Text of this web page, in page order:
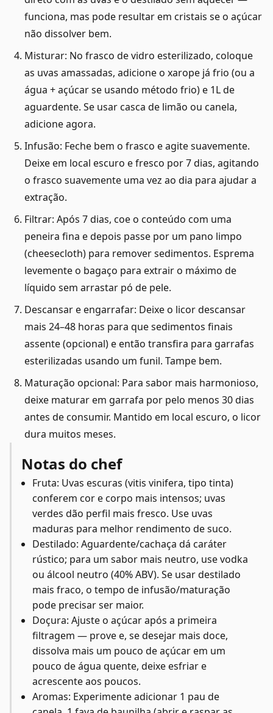
funciona, mas pode resultar em cristais se o açúcar
não dissolver bem.
Misturar: No frasco de vidro esterilizado, coloque
as uvas amassadas, adicione o xarope já frio (ou a
água + açúcar se usando método frio) e 1L de
aguardente. Se usar casca de limão ou canela,
adicione agora.
Infusão: Feche bem o frasco e agite suavemente.
Deixe em local escuro e fresco por 7 dias, agitando
o frasco suavemente uma vez ao dia para ajudar a
extração.
Filtrar: Após 7 dias, coe o conteúdo com uma
peneira fina e depois passe por um pano limpo
(cheesecloth) para remover sedimentos. Esprema
levemente o bagaço para extrair o máximo de
líquido sem arrastar pó de pele.
Descansar e engarrafar: Deixe o licor descansar
mais 24–48 horas para que sedimentos finais
assente (opcional) e então transfira para garrafas
esterilizadas usando um funil. Tampe bem.
Maturação opcional: Para sabor mais harmonioso,
deixe maturar em garrafa por pelo menos 30 dias
antes de consumir. Mantido em local escuro, o licor
dura muitos meses.
Notas do chef
Fruta: Uvas escuras (vitis vinifera, tipo tinta)
conferem cor e corpo mais intensos; uvas
verdes dão perfil mais fresco. Use uvas
maduras para melhor rendimento de suco.
Destilado: Aguardente/cachaça dá caráter
rústico; para um sabor mais neutro, use vodka
ou álcool neutro (40% ABV). Se usar destilado
mais fraco, o tempo de infusão/maturação
pode precisar ser maior.
Doçura: Ajuste o açúcar após a primeira
filtragem — prove e, se desejar mais doce,
dissolva mais um pouco de açúcar em um
pouco de água quente, deixe esfriar e
acrescente aos poucos.
Aromas: Experimente adicionar 1 pau de